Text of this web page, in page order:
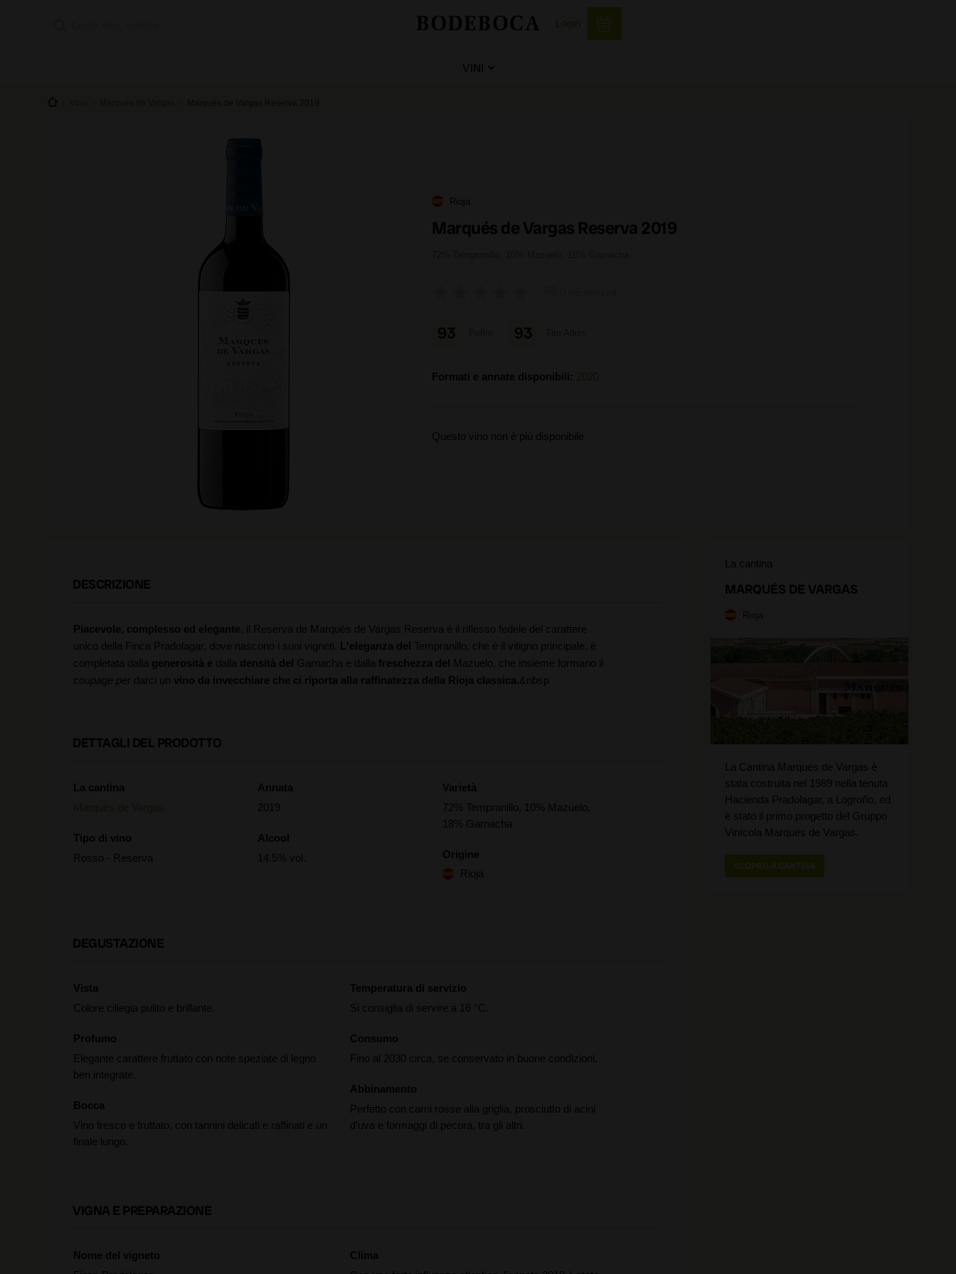
VINI
Rioja
Marqués de Vargas Reserva 2019
93 93
Formati e annate disponibili:
Questo vino non è più disponibile
DESCRIZIONE
Piacevole, complesso ed elegante , il Reserva de Marqués de Vargas Reserva è il riflesso fedele del carattere
unico della Finca Pradolagar, dove nascono i suoi vigneti. L'eleganza del Tempranillo, che è il vitigno principale, è
completata dalla generosità e dalla densità del Garnacha e dalla freschezza del Mazuelo, che insieme formano il
coupage per darci un vino da invecchiare che ci riporta alla raffinatezza della Rioja classica.&nbsp
DETTAGLI DEL PRODOTTO
La cantina
Tipo di vino
Rosso - Reserva
Annata
2019
Alcool
14.5% vol.
Varietà
72% Tempranillo, 10% Mazuelo,
18% Garnacha
Origine
Rioja
DEGUSTAZIONE
Vista
Colore ciliegia pulito e brillante.
Profumo
Elegante carattere fruttato con note speziate di legno
ben integrate.
Bocca
Vino fresco e fruttato, con tannini delicati e raffinati e un
finale lungo.
Temperatura di servizio
Si consiglia di servire a 16 °C.
Consumo
Fino al 2030 circa, se conservato in buone condizioni.
Abbinamento
Perfetto con carni rosse alla griglia, prosciutto di acini
d'uva e formaggi di pecora, tra gli altri.
VIGNA E PREPARAZIONE
Nome del vigneto
Clima
La cantina
MARQUÉS DE VARGAS
Rioja
La Cantina Marqués de Vargas è
stata costruita nel 1989 nella tenuta
Hacienda Pradolagar, a Logroño, ed
è stato il primo progetto del Gruppo
Vinícola Marqués de Vargas.
SCOPRI LA CANTINA